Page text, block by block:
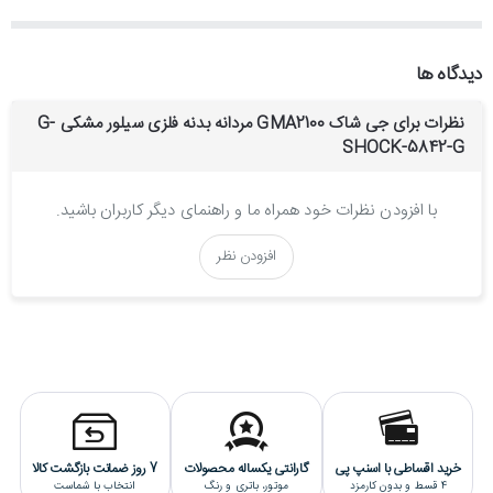
استایل این ساعت اسپرت است.
جنس بند و بدنه ساعت مچی جی شاک مردانه :
جنس بدنه و بند این ساعت کاسیو از رزین بادوام و ضدحساسیت ساخته
موتور ساعت g-shock مردانه :
این ساعت کاسیو از یک موتور کوارتز(باتری خور) ژاپنی بهره می برد که از
کیفیت و دقت بسیار بالایی برخوردار است و دارای ضمانت یکساله فروشگاه
دارای کرنومتر
دارای تایمر معکوس
دارای تقویم کامل
ساعت جهانی | 31 منطقه زمان جهانی(48 شهر)
دیدگاه ها
نظرات برای جی شاک GMA2100 مردانه بدنه فلزی سیلور مشکی G-
SHOCK-5842-G
با افزودن نظرات خود همراه ما و راهنمای دیگر کاربران باشید.
افزودن نظر
خرید اقساطی با اسنپ پی
4 قسط و بدون کارمزد
گارانتی یکساله محصولات
موتور، باتری و رنگ
7 روز ضمانت بازگشت کالا
انتخاب با شماست